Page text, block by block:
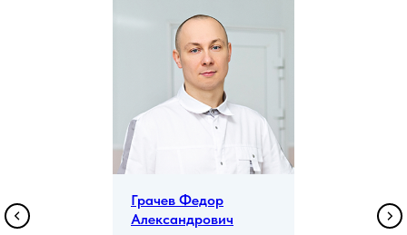
Грачев Федор
Александрович